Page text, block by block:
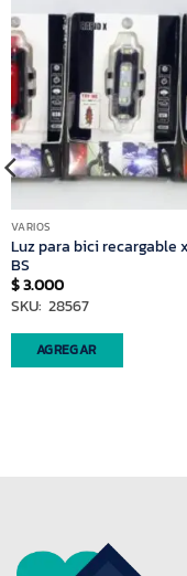
VARIOS
Luz para bici recargable
BS
$3.000
SKU: 28567
AGREGAR
03 cantidad